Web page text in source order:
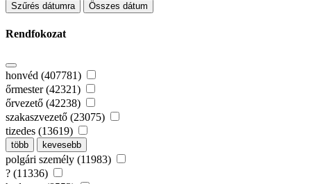
Szűrés dátumra Összes dátum
Rendfokozat
honvéd (407781)
őrmester (42321)
őrvezető (42238)
szakaszvezető (23075)
tizedes (13619)
több kevesebb
polgári személy (11983)
? (11336)